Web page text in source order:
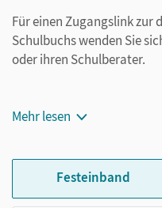
Für einen Zugangslink zur
Schulbuchs wenden Sie
oder ihren Schulberater.
Mehr lesen
Festeinband